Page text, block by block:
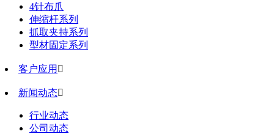
4针布爪
伸缩杆系列
抓取夹持系列
型材固定系列
客户应用 
新闻动态
行业动态
公司动态